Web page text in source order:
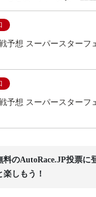
予想 スーパースターフ
予想 スーパースターフ
のAutoRace.JP投票に
楽しもう！